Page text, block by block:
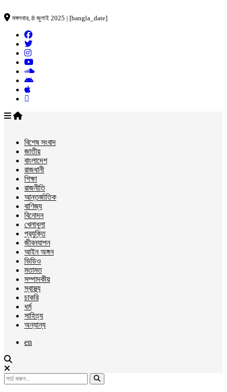
মঙ্গলবার, 8 জুলাই 2025 | [bangla_date]
বিশেষ সংবাদ
জাতীয়
বাংলাদেশ
রাজধানী
শিক্ষা
রাজনীতি
আন্তর্জাতিক
বাণিজ্য
বিনোদন
খেলাধুলা
প্রযুক্তি
জীবনযাপন
আইন অঙ্গন
ভিডিও
মতামত
সম্পাদকীয়
স্বাস্থ্য
চাকরি
ধর্ম
সাহিত্য
অন্যান্য
en